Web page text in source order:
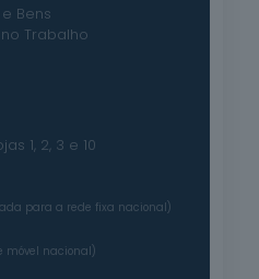
Bens
Trabalho
1, 2, 3 e 10
para a rede fixa nacional)
móvel nacional)